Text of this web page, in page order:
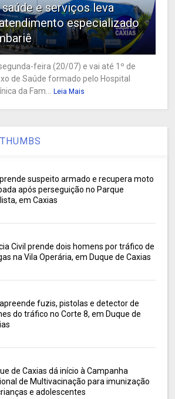
e serviços leva
especializado
feira (20/07) e vai até 1º de
de Saúde formado pelo Hospital
da Fam... Leia Mais
suspeito armado e recupera moto
após perseguição no Parque
em Caxias
Civil prende dois homens por tráfico de
na Vila Operária, em Duque de Caxias
fuzis, pistolas e detector de
do tráfico no Corte 8, em Duque de
de Caxias dá início à Campanha
de Multivacinação para imunização
e adolescentes